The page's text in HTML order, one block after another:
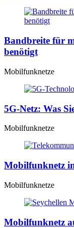
Bandbreite für
benötigt
Mobilfunknetze
5G-Netz: Was
Mobilfunknetze
Mobilfunknetz
Mobilfunknetze
Mobilfunknetz